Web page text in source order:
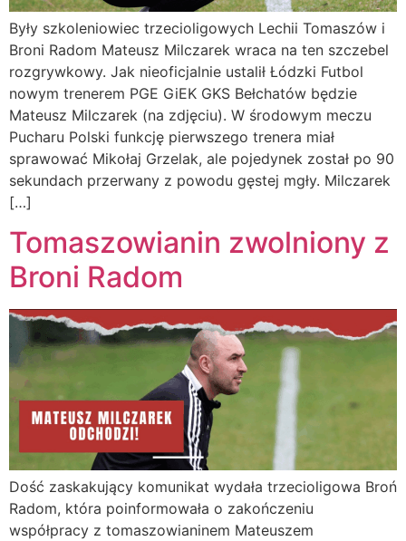
Były szkoleniowiec trzecioligowych Lechii Tomaszów i
Broni Radom Mateusz Milczarek wraca na ten szczebel
rozgrywkowy. Jak nieoficjalnie ustalił Łódzki Futbol
nowym trenerem PGE GiEK GKS Bełchatów będzie
Mateusz Milczarek (na zdjęciu). W środowym meczu
Pucharu Polski funkcję pierwszego trenera miał
sprawować Mikołaj Grzelak, ale pojedynek został po 90
sekundach przerwany z powodu gęstej mgły. Milczarek
[…]
Tomaszowianin zwolniony z
Broni Radom
Dość zaskakujący komunikat wydała trzecioligowa Broń
Radom, która poinformowała o zakończeniu
współpracy z tomaszowianinem Mateuszem